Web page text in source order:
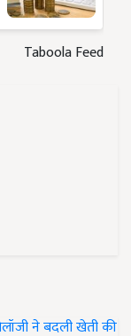
Taboola Feed